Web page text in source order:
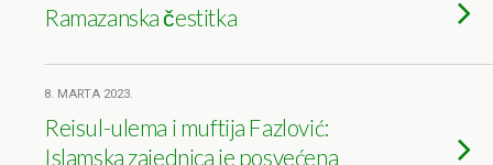
Ramazanska čestitka
8. MARTA 2023.
Reisul-ulema i muftija Fazlović:
Islamska zajednica je posvećena